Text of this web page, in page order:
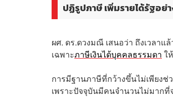
ปฏิรูปภาษี เพิ่มรายได้รัฐอย่
ผศ. ดร.ดวงมณี เสนอว่า ถึงเวลาแ
เฉพาะภาษีเงินได้บุคคลธรรมดา ใ
การมีฐานภาษีที่กว้างขึ้นไม่เพียงช่
เพราะปัจจุบันมีคนจำนวนไม่มากที่